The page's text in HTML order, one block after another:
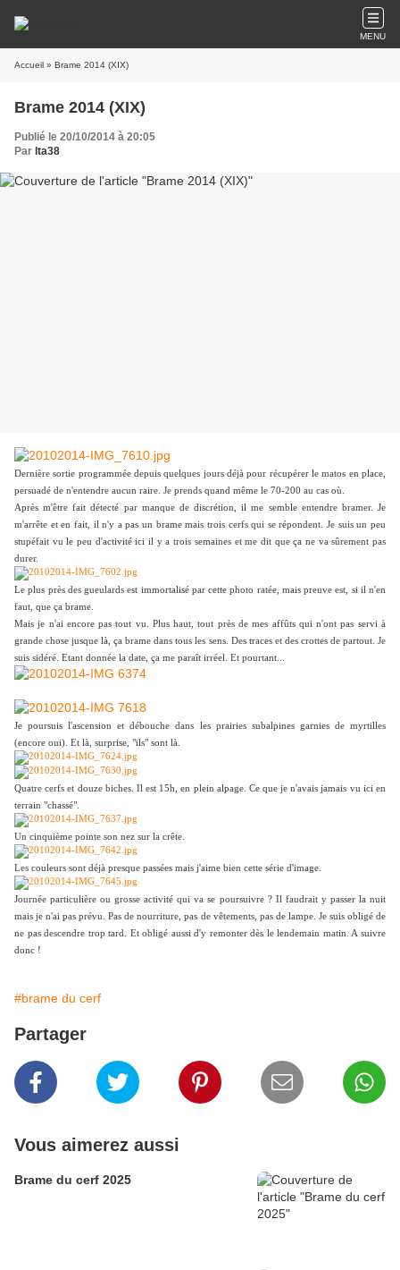
MENU
Accueil » Brame 2014 (XIX)
Brame 2014 (XIX)
Publié le 20/10/2014 à 20:05
Par lta38
Dernière sortie programmée depuis quelques jours déjà pour récupérer le matos en place,
persuadé de n'entendre aucun raire. Je prends quand même le 70-200 au cas où.
Après m'être fait détecté par manque de discrétion, il me semble entendre bramer. Je
m'arrête et en fait, il n'y a pas un brame mais trois cerfs qui se répondent. Je suis un peu
stupéfait vu le peu d'activité ici il y a trois semaines et me dit que ça ne va sûrement pas
durer.
Le plus près des gueulards est immortalisé par cette photo ratée, mais preuve est, si il n'en
faut, que ça brame.
Mais je n'ai encore pas tout vu. Plus haut, tout près de mes affûts qui n'ont pas servi à
grande chose jusque là, ça brame dans tous les sens. Des traces et des crottes de partout. Je
suis sidéré. Etant donnée la date, ça me paraît irréel. Et pourtant...
Je poursuis l'ascension et débouche dans les prairies subalpines garnies de myrtilles
(encore oui). Et là, surprise, "ils" sont là.
Quatre cerfs et douze biches. Il est 15h, en plein alpage. Ce que je n'avais jamais vu ici en
terrain "chassé".
Un cinquième pointe son nez sur la crête.
Les couleurs sont déjà presque passées mais j'aime bien cette série d'image.
Journée particulière ou grosse activité qui va se poursuivre ? Il faudrait y passer la nuit
mais je n'ai pas prévu. Pas de nourriture, pas de vêtements, pas de lampe. Je suis obligé de
ne pas descendre trop tard. Et obligé aussi d'y remonter dès le lendemain matin. A suivre
donc !
#brame du cerf
Partager
Vous aimerez aussi
Brame du cerf 2025